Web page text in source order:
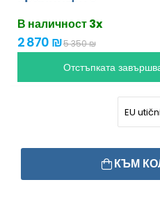
В наличност 3x
2 870 ₪5 350 ₪
Отстъпката
КЪМ